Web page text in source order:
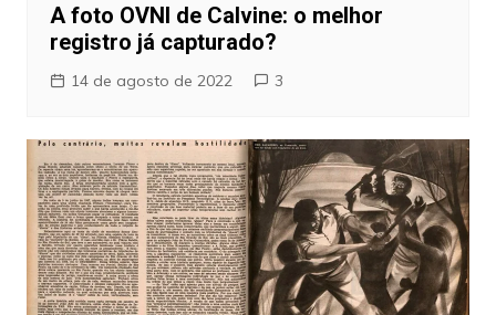
A foto OVNI de Calvine: o melhor
registro já capturado?
14 de agosto de 2022 3